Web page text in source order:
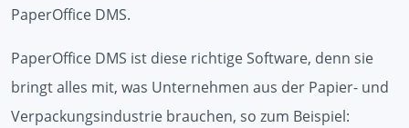
PaperOffice DMS.
PaperOffice DMS ist diese richtige Software, denn sie
bringt alles mit, was Unternehmen aus der Papier- und
Verpackungsindustrie brauchen, so zum Beispiel: